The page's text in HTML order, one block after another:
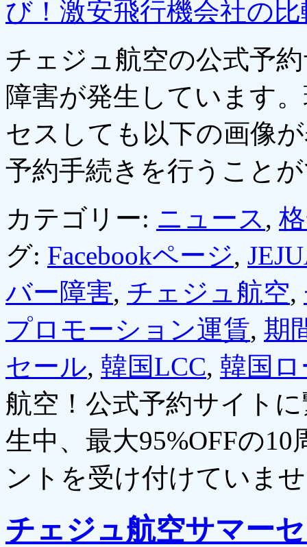
び！激安飛行機会社の
チェジュ航空の公式予
障害が発生しています
セスしても以下の画像
予約手続きを行うこと
カテゴリー: ニュース,
グ: Facebookページ,
バー障害, チェジュ航空,
プロモーション運賃, 期
セール, 韓国LCC, 韓国
航空！公式予約サイト
生中、最大95%OFFの
ントを受け付けていま
チェジュ航空サマー